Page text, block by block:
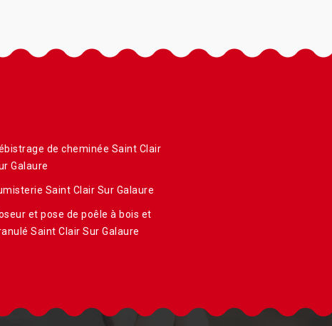
de cheminée Saint Clair
Galaure
Saint Clair Sur Galaure
et pose de poêle à bois et
Saint Clair Sur Galaure